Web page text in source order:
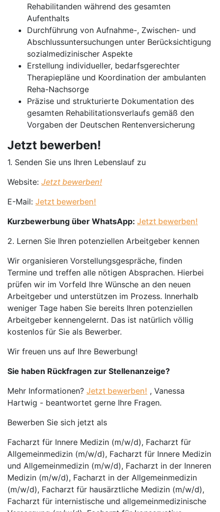
Rehabilitanden während des gesamten
Aufenthalts
Durchführung von Aufnahme-, Zwischen- und
Abschlussuntersuchungen unter Berücksichtigung
sozialmedizinischer Aspekte
Erstellung individueller, bedarfsgerechter
Therapiepläne und Koordination der ambulanten
Reha-Nachsorge
Präzise und strukturierte Dokumentation des
gesamten Rehabilitationsverlaufs gemäß den
Vorgaben der Deutschen Rentenversicherung
Jetzt bewerben!
1. Senden Sie uns Ihren Lebenslauf zu
Website: Jetzt bewerben!
E-Mail: Jetzt bewerben!
Kurzbewerbung über WhatsApp: Jetzt bewerben!
2. Lernen Sie Ihren potenziellen Arbeitgeber kennen
Wir organisieren Vorstellungsgespräche, finden
Termine und treffen alle nötigen Absprachen. Hierbei
prüfen wir im Vorfeld Ihre Wünsche an den neuen
Arbeitgeber und unterstützen im Prozess. Innerhalb
weniger Tage haben Sie bereits Ihren potenziellen
Arbeitgeber kennengelernt. Das ist natürlich völlig
kostenlos für Sie als Bewerber.
Wir freuen uns auf Ihre Bewerbung!
Sie haben Rückfragen zur Stellenanzeige?
Mehr Informationen? Jetzt bewerben! , Vanessa
Hartwig - beantwortet gerne Ihre Fragen.
Bewerben Sie sich jetzt als
Facharzt für Innere Medizin (m/w/d), Facharzt für
Allgemeinmedizin (m/w/d), Facharzt für Innere Medizin
und Allgemeinmedizin (m/w/d), Facharzt in der Inneren
Medizin (m/w/d), Facharzt in der Allgemeinmedizin
(m/w/d), Facharzt für hausärztliche Medizin (m/w/d),
Facharzt für internistische und allgemeinmedizinische